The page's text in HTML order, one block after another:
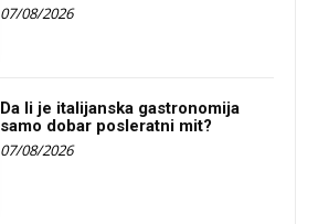
07/08/2026
Da li je italijanska gastronomija
samo dobar posleratni mit?
07/08/2026